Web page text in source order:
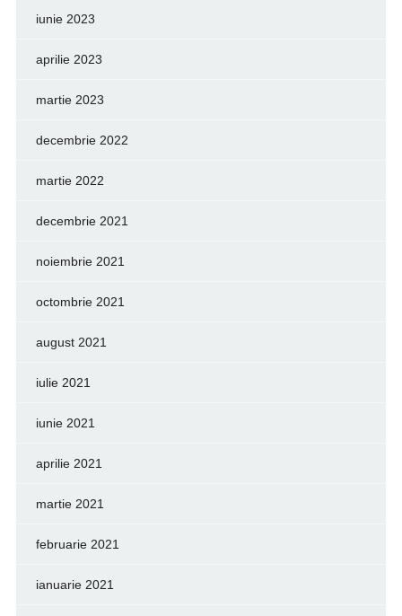
iunie 2023
aprilie 2023
martie 2023
decembrie 2022
martie 2022
decembrie 2021
noiembrie 2021
octombrie 2021
august 2021
iulie 2021
iunie 2021
aprilie 2021
martie 2021
februarie 2021
ianuarie 2021